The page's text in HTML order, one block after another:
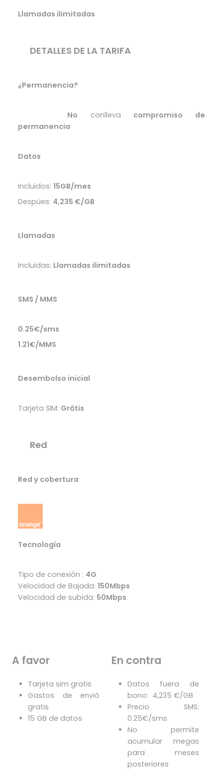
Llamadas ilimitadas
DETALLES DE LA TARIFA
¿Permanencia?
No conlleva compromiso de
permanencia
Datos
Incluidos: 15GB/mes
Despúes: 4,235 €/GB
Llamadas
Incluidas: Llamadas ilimitadas
SMS / MMS
0.25€/sms
1.21€/MMS
Desembolso inicial
Tarjeta SIM: Grátis
Red
Red y cobertura
Tecnología
Tipo de conexión : 4G
Velocidad de Bajada: 150Mbps
Velocidad de subida: 50Mbps
A favor
Tarjeta sim gratis
Gastos de envió
gratis
15 GB de datos
En contra
Datos fuera de
bono: 4,235 €/GB
Precio SMS:
0.25€/sms
No permite
acumular megas
para meses
posteriores